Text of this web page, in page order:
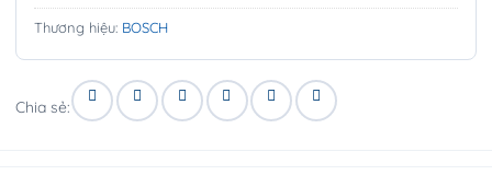
Thương hiệu: BOSCH
Chia sẻ: